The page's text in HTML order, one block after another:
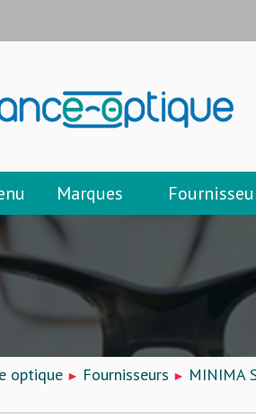
Marques
optique Fournisseurs MINIMA